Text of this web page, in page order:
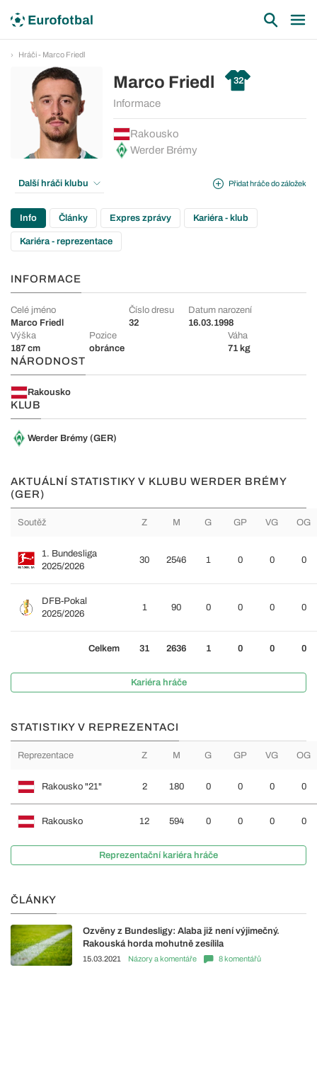
Hráči - Marco Friedl
Marco Friedl 32
Informace
Rakousko
Werder Brémy
Přidat hráče do záložek
Další hráči klubu
Info Články Expres zprávy Kariéra - klub
Kariéra - reprezentace
INFORMACE
Celé jméno
Marco Friedl
Číslo dresu
32
Datum narození
16.03.1998
Výška
187 cm
Pozice
obránce
Váha
71 kg
NÁRODNOST
Rakousko
KLUB
Werder Brémy (GER)
AKTUÁLNÍ STATISTIKY V KLUBU WERDER BRÉMY
(GER)
Soutěž Z M G GP VG OG
1. Bundesliga
2025/2026
30 2546 1 0 0 0
DFB-Pokal
2025/2026
1 90 0 0 0 0
Celkem 31 2636 1 0 0 0
Kariéra hráče
STATISTIKY V REPREZENTACI
Reprezentace Z M G GP VG OG
Rakousko "21" 2 180 0 0 0 0
Rakousko 12 594 0 0 0 0
Reprezentační kariéra hráče
ČLÁNKY
Ozvěny z Bundesligy: Alaba již není výjimečný.
Rakouská horda mohutně zesílila
15.03.2021 Názory a komentáře 8 komentářů